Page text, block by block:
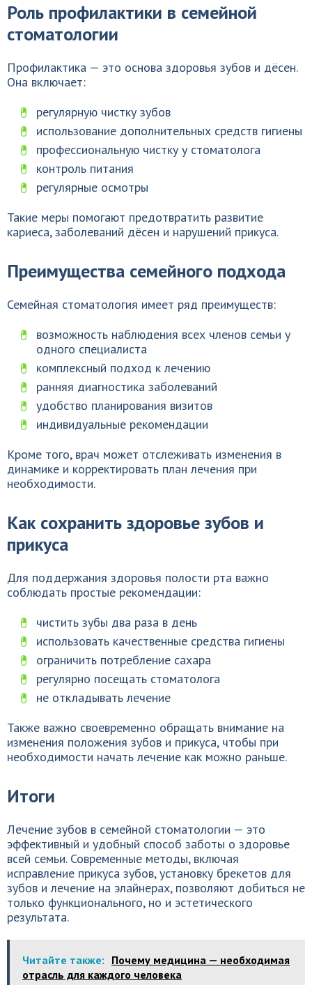
Роль профилактики в семейной
стоматологии
Профилактика — это основа здоровья зубов и дёсен.
Она включает:
регулярную чистку зубов
использование дополнительных средств гигиены
профессиональную чистку у стоматолога
контроль питания
регулярные осмотры
Такие меры помогают предотвратить развитие
кариеса, заболеваний дёсен и нарушений прикуса.
Преимущества семейного подхода
Семейная стоматология имеет ряд преимуществ:
возможность наблюдения всех членов семьи у
одного специалиста
комплексный подход к лечению
ранняя диагностика заболеваний
удобство планирования визитов
индивидуальные рекомендации
Кроме того, врач может отслеживать изменения в
динамике и корректировать план лечения при
необходимости.
Как сохранить здоровье зубов и
прикуса
Для поддержания здоровья полости рта важно
соблюдать простые рекомендации:
чистить зубы два раза в день
использовать качественные средства гигиены
ограничить потребление сахара
регулярно посещать стоматолога
не откладывать лечение
Также важно своевременно обращать внимание на
изменения положения зубов и прикуса, чтобы при
необходимости начать лечение как можно раньше.
Итоги
Лечение зубов в семейной стоматологии — это
эффективный и удобный способ заботы о здоровье
всей семьи. Современные методы, включая
исправление прикуса зубов, установку брекетов для
зубов и лечение на элайнерах, позволяют добиться не
только функционального, но и эстетического
результата.
Читайте также: Почему медицина — необходимая
отрасль для каждого человека